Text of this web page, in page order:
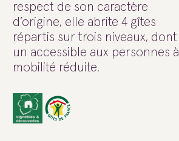
respect de son caractère
d’origine, elle abrite 4 gîtes
répartis sur trois niveaux, dont
un accessible aux personnes à
mobilité réduite.